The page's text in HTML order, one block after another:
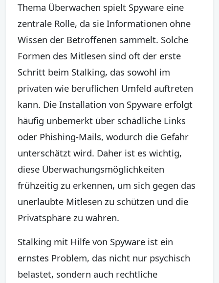
Thema Überwachen spielt Spyware eine
zentrale Rolle, da sie Informationen ohne
Wissen der Betroffenen sammelt. Solche
Formen des Mitlesen sind oft der erste
Schritt beim Stalking, das sowohl im
privaten wie beruflichen Umfeld auftreten
kann. Die Installation von Spyware erfolgt
häufig unbemerkt über schädliche Links
oder Phishing-Mails, wodurch die Gefahr
unterschätzt wird. Daher ist es wichtig,
diese Überwachungsmöglichkeiten
frühzeitig zu erkennen, um sich gegen das
unerlaubte Mitlesen zu schützen und die
Privatsphäre zu wahren.
Stalking mit Hilfe von Spyware ist ein
ernstes Problem, das nicht nur psychisch
belastet, sondern auch rechtliche